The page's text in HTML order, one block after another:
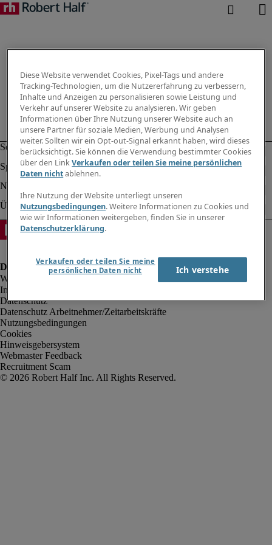
Impressum
Datenschutz
Datenschutz Arbeitnehmer/Zeitarbeitskräfte
Nutzungsbedingungen
Cookies
Hinweisgebersystem
Webmaster Feedback
Recruitment Scam
Diese Website verwendet Cookies, Pixel-Tags und andere
Tracking-Technologien, um die Nutzererfahrung zu verbessern,
Inhalte und Anzeigen zu personalisieren sowie Leistung und
Verkehr auf unserer Website zu analysieren. Wir geben
Informationen über Ihre Nutzung unserer Website auch an
unsere Partner für soziale Medien, Werbung und Analysen
weiter. Sollten wir ein Opt-out-Signal erkannt haben, wird dieses
berücksichtigt. Sie können die Verwendung bestimmter Cookies
über den LinkVerkaufen oder teilen Sie meine persönlichen
Daten nichtablehnen.
Ihre Nutzung der Website unterliegt unseren
Nutzungsbedingungen. Weitere Informationen zu Cookies und
wie wir Informationen weitergeben, finden Sie in unserer
Datenschutzerklärung.
Verkaufen oder teilen Sie meine
persönlichen Daten nicht
Ich verstehe